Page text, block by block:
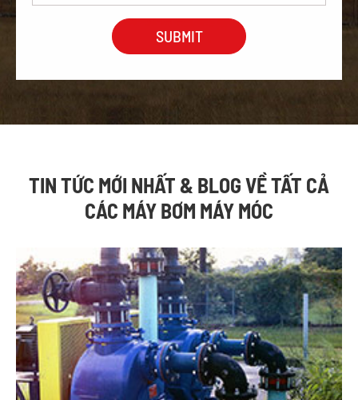
TIN TỨC MỚI NHẤT & BLOG VỀ TẤT CẢ
CÁC MÁY BƠM MÁY MÓC